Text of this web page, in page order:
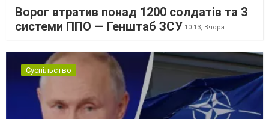
Ворог втратив понад 1200 солдатів та 3
системи ППО — Генштаб ЗСУ 10:13, Вчора
Суспільство